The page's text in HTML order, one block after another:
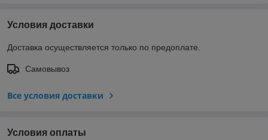
Условия доставки
Доставка осуществляется только по предоплате.
Самовывоз
Все условия доставки
Условия оплаты